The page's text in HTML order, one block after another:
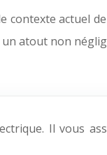
contexte actuel
atout non
Il vous